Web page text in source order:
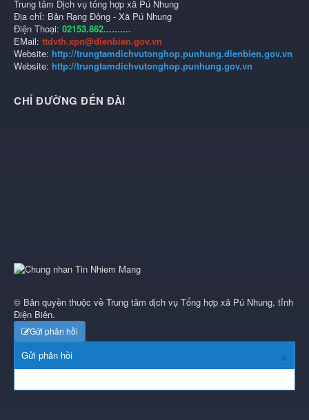
Trung tâm Dịch vụ tổng hợp xã Pú Nhung
Địa chỉ: Bản Rạng Đông - Xã Pú Nhung
Điện Thoại: 02153.862..........
EMail: ttdvth.xpn@dienbien.gov.vn
Website: http://trungtamdichvutonghop.punhung.dienbien.gov.vn
Website: http://trungtamdichvutonghop.punhung.gov.vn
CHỈ ĐƯỜNG ĐẾN ĐÀI
© Bản quyền thuộc về Trung tâm dịch vụ Tổng hợp xã Pú Nhung, tỉnh
Điện Biên.
Gửi phản hồi
×
Gửi phản hồi